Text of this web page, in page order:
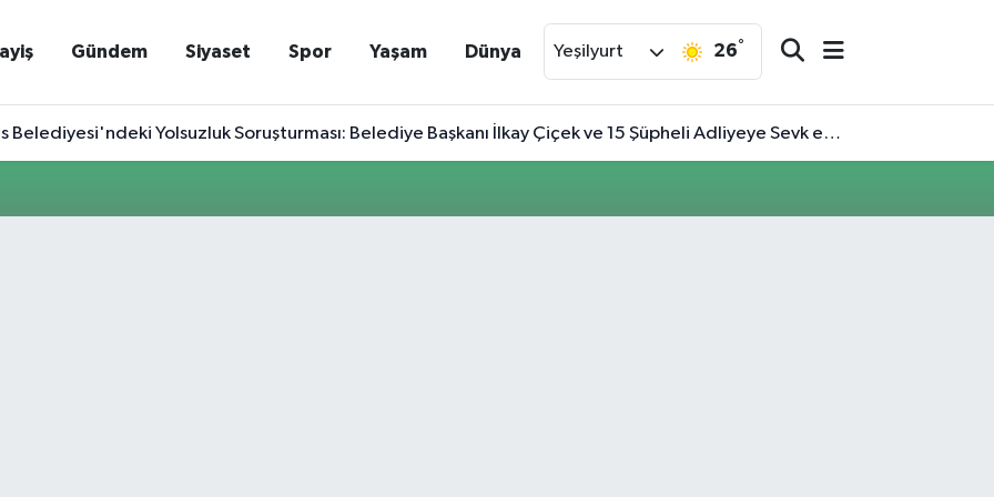
Gündem Siyaset Spor Yaşam Dünya Yeşilyurt 26°
Yolsuzluk Soruşturması: Belediye Başkanı İlkay Çiçek ve 15 Şüpheli Adliyeye Sevk edildi